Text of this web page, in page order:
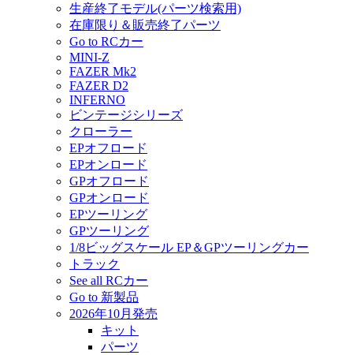
生産終了モデル(パーツ検索用)
在庫限り＆販売終了パーツ
Go to RCカー
MINI-Z
FAZER Mk2
FAZER D2
INFERNO
ビンテージシリーズ
クローラー
EPオフロード
EPオンロード
GPオフロード
GPオンロード
EPツーリング
GPツーリング
1/8ビッグスケール EP＆GPツーリングカー
トラック
See all RCカー
Go to 新製品
2026年10月発売
キット
パーツ